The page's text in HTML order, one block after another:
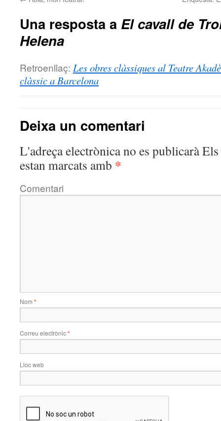
Una resposta a El cavall de
Helena
Retroenllaç: Les obres clàssiques al Teatre
clàssic a Barcelona
Deixa un comentari
L'adreça electrònica no es publicaràEls
estan marcats amb *
Comentari
Nom *
Correu electrònic*
Lloc web